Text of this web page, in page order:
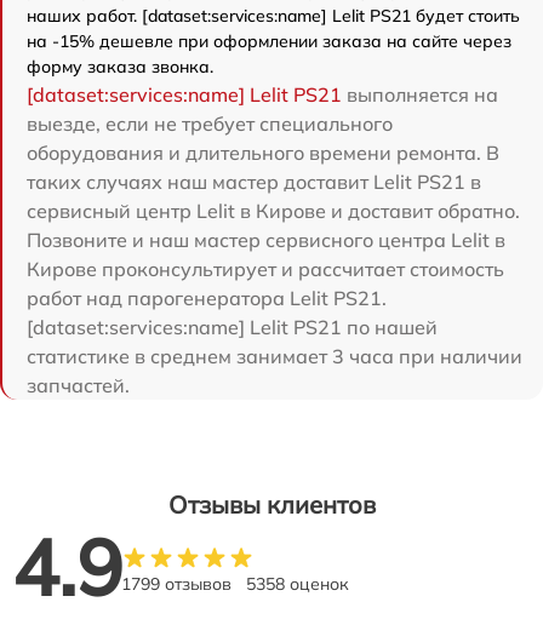
наших работ. [dataset:services:name] Lelit PS21 будет стоить
на -15% дешевле при оформлении заказа на сайте через
форму заказа звонка.
[dataset:services:name] Lelit PS21 выполняется на
выезде, если не требует специального
оборудования и длительного времени ремонта. В
таких случаях наш мастер доставит Lelit PS21 в
сервисный центр Lelit в Кирове и доставит обратно.
Позвоните и наш мастер сервисного центра Lelit в
Кирове проконсультирует и рассчитает стоимость
работ над парогенератора Lelit PS21.
[dataset:services:name] Lelit PS21 по нашей
статистике в среднем занимает 3 часа при наличии
запчастей.
Отзывы клиентов
4.91799 отзывов 5358 оценок